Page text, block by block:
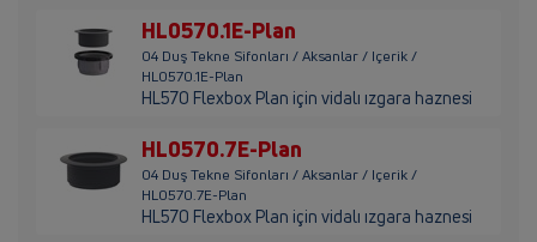
HL0570.1E-Plan
04 Duş Tekne Sifonları / Aksanlar / Içerik /
HL0570.1E-Plan
HL570 Flexbox Plan için vidalı ızgara haznesi
HL0570.7E-Plan
04 Duş Tekne Sifonları / Aksanlar / Içerik /
HL0570.7E-Plan
HL570 Flexbox Plan için vidalı ızgara haznesi